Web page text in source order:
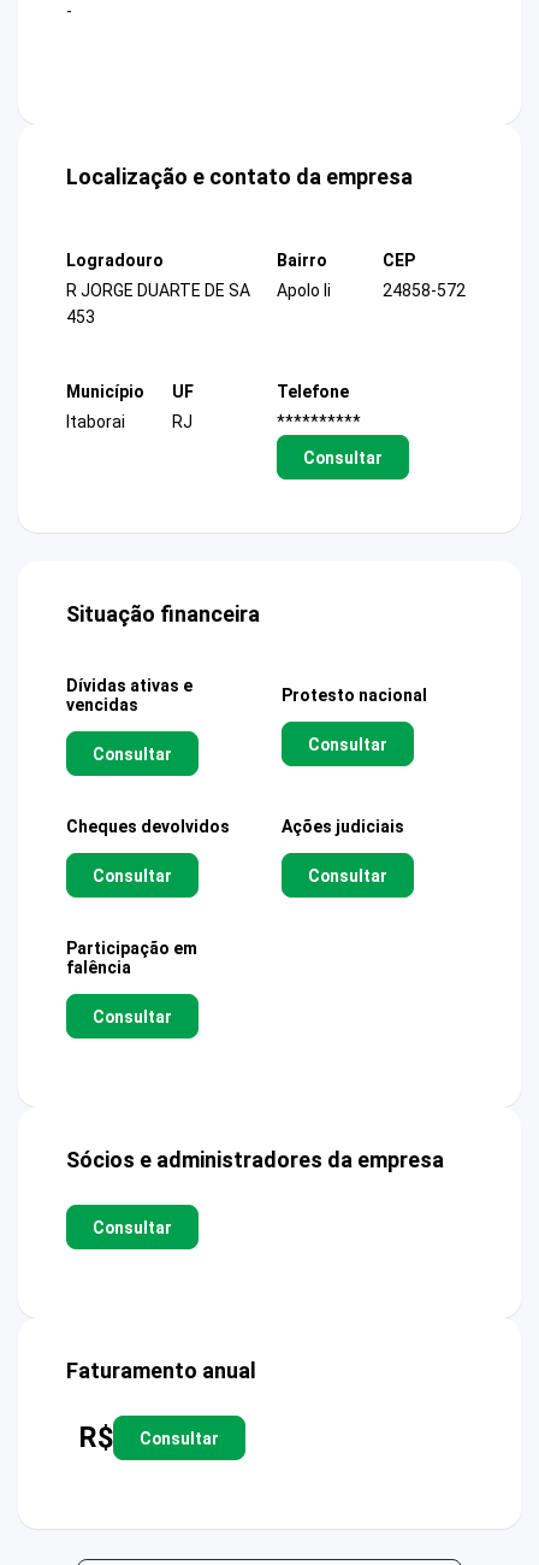
-
Localização e contato da empresa
Logradouro
R JORGE DUARTE DE SA
453
Bairro
Apolo Ii
CEP
24858-572
Município
Itaborai
UF
RJ
Telefone
**********
Consultar
Situação financeira
Dívidas ativas e
vencidas
Consultar
Protesto nacional
Consultar
Cheques devolvidos
Consultar
Ações judiciais
Consultar
Participação em
falência
Consultar
Sócios e administradores da empresa
Consultar
Faturamento anual
R$ Consultar